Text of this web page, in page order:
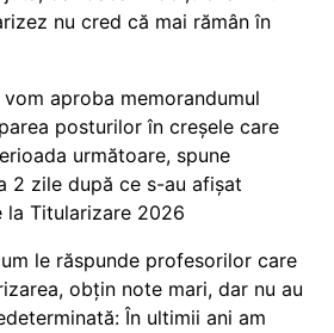
nu cred că mai rămân în
aproba memorandumul
posturilor în creșele care
următoare, spune
2 zile după ce s-au afișat
la Titularizare 2026
le răspunde profesorilor care
obțin note mari, dar nu au
În ultimii ani am